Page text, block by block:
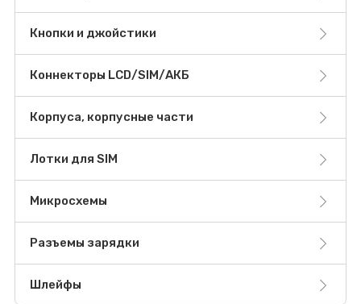
Кнопки и джойстики
Коннекторы LCD/SIM/АКБ
Корпуса, корпусные части
Лотки для SIM
Микросхемы
Разъемы зарядки
Шлейфы